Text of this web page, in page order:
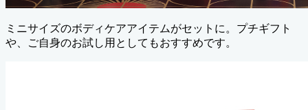
ミニサイズのボディケアアイテムがセットに。プチギフト
や、ご自身のお試し用としてもおすすめです。